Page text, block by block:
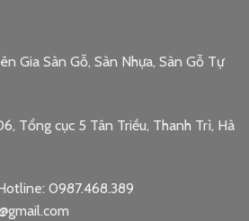
Gia Sàn Gỗ, Sàn Nhựa, Sàn Gỗ Tự
Tổng cục 5 Tân Triều, Thanh Trì, Hà
0987.468.389